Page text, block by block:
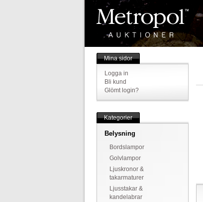
Mina sidor
Logga in
Bli kund
Glömt login?
Kategorier
Belysning
Bordslampor
Golvlampor
Ljuskronor &
takarmaturer
Ljusstakar &
kandelabrar